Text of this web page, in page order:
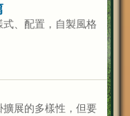
、配置，自製風格
擴展的多樣性，但要